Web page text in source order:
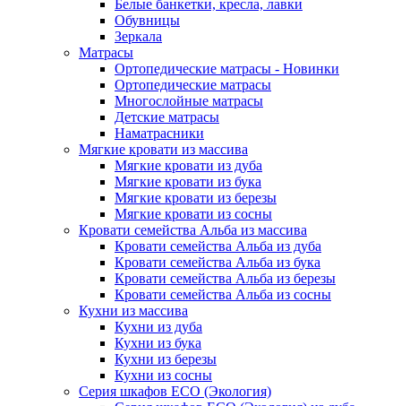
Белые банкетки, кресла, лавки
Обувницы
Зеркала
Матрасы
Ортопедические матрасы - Новинки
Ортопедические матрасы
Многослойные матрасы
Детские матрасы
Наматрасники
Мягкие кровати из массива
Мягкие кровати из дуба
Мягкие кровати из бука
Мягкие кровати из березы
Мягкие кровати из сосны
Кровати семейства Альба из массива
Кровати семейства Альба из дуба
Кровати семейства Альба из бука
Кровати семейства Альба из березы
Кровати семейства Альба из сосны
Кухни из массива
Кухни из дуба
Кухни из бука
Кухни из березы
Кухни из сосны
Серия шкафов ECO (Экология)